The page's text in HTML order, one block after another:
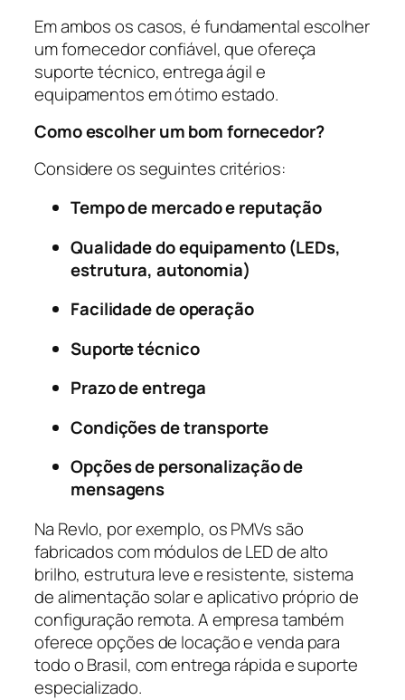
Em ambos os casos, é fundamental escolher
um fornecedor confiável, que ofereça
suporte técnico, entrega ágil e
equipamentos em ótimo estado.
Como escolher um bom fornecedor?
Considere os seguintes critérios:
Tempo de mercado e reputação
Qualidade do equipamento (LEDs,
estrutura, autonomia)
Facilidade de operação
Suporte técnico
Prazo de entrega
Condições de transporte
Opções de personalização de
mensagens
Na Revlo, por exemplo, os PMVs são
fabricados com módulos de LED de alto
brilho, estrutura leve e resistente, sistema
de alimentação solar e aplicativo próprio de
configuração remota. A empresa também
oferece opções de locação e venda para
todo o Brasil, com entrega rápida e suporte
especializado.